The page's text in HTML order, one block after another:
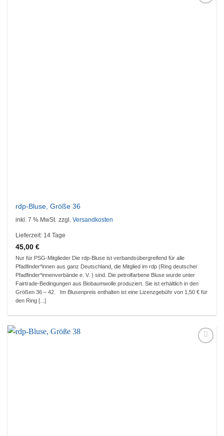
rdp-Bluse, Größe 36
inkl. 7 % MwSt. zzgl.Versandkosten
Lieferzeit: 14 Tage
45,00€
Nur für PSG-Mitglieder Die rdp-Bluse ist verbandsübergreifend für alle
Pfadfinder*innen aus ganz Deutschland, die Mitglied im rdp (Ring deutscher
Pfadfinder*innenverbände e. V. ) sind. Die petrolfarbene Bluse wurde unter
Fairtrade-Bedingungen aus Biobaumwolle produziert. Sie ist erhältlich in den
Größen 36 – 42. Im Blusenpreis enthalten ist eine Lizenzgebühr von 1,50 € für
den Ring [...]